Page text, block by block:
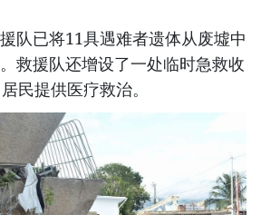
队已将11具遇难者遗体从废墟中
救援队还增设了一处临时急救收
民提供医疗救治。